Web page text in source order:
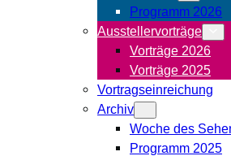
Programm 2026
Ausstellervorträge
Vorträge 2026
Vorträge 2025
Vortragseinreichung
Archiv
Woche des
Programm 2025